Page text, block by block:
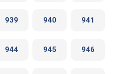
939 940 941
944 945 946